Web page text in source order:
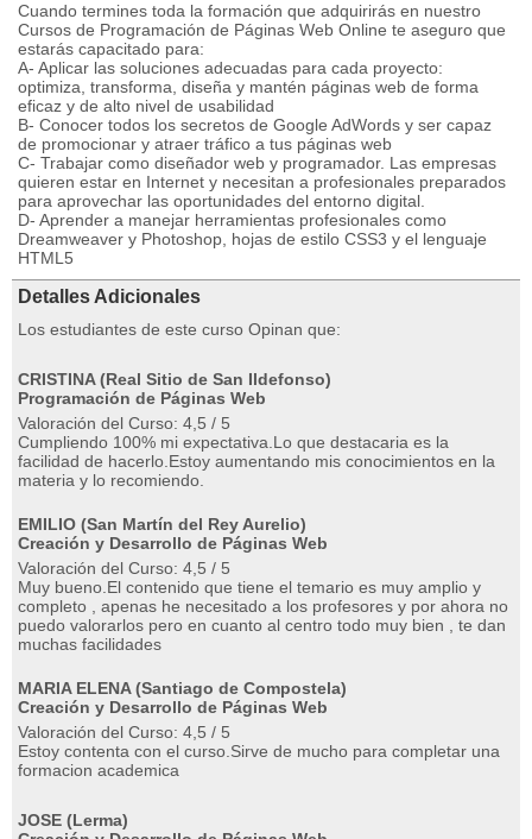
Cuando termines toda la formación que adquirirás en nuestro
Cursos de Programación de Páginas Web Online te aseguro que
estarás capacitado para:
A- Aplicar las soluciones adecuadas para cada proyecto:
optimiza, transforma, diseña y mantén páginas web de forma
eficaz y de alto nivel de usabilidad
B- Conocer todos los secretos de Google AdWords y ser capaz
de promocionar y atraer tráfico a tus páginas web
C- Trabajar como diseñador web y programador. Las empresas
quieren estar en Internet y necesitan a profesionales preparados
para aprovechar las oportunidades del entorno digital.
D- Aprender a manejar herramientas profesionales como
Dreamweaver y Photoshop, hojas de estilo CSS3 y el lenguaje
HTML5
Detalles Adicionales
Los estudiantes de este curso Opinan que:
CRISTINA (Real Sitio de San Ildefonso)
Programación de Páginas Web
Valoración del Curso: 4,5 / 5
Cumpliendo 100% mi expectativa.Lo que destacaria es la
facilidad de hacerlo.Estoy aumentando mis conocimientos en la
materia y lo recomiendo.
EMILIO (San Martín del Rey Aurelio)
Creación y Desarrollo de Páginas Web
Valoración del Curso: 4,5 / 5
Muy bueno.El contenido que tiene el temario es muy amplio y
completo , apenas he necesitado a los profesores y por ahora no
puedo valorarlos pero en cuanto al centro todo muy bien , te dan
muchas facilidades
MARIA ELENA (Santiago de Compostela)
Creación y Desarrollo de Páginas Web
Valoración del Curso: 4,5 / 5
Estoy contenta con el curso.Sirve de mucho para completar una
formacion academica
JOSE (Lerma)